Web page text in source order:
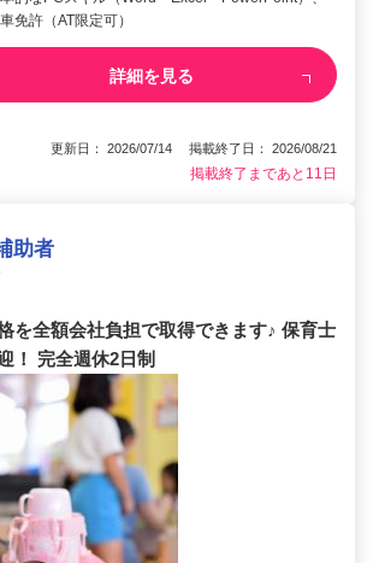
免許（AT限定可）
詳細を見る
更新日： 2026/07/14 掲載終了日： 2026/08/21
掲載終了まであと11日
助者
を全額会社負担で取得できます♪ 保育士
！ 完全週休2日制